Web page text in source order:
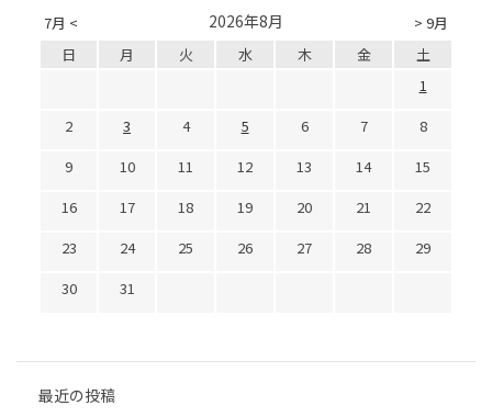
7月 < > 9月
2026年8月
日 月 火 水 木 金
土
1
2
3 4 5 6 7
8
9
10 11 12 13 14
15
16
17 18 19 20 21
22
23
24 25 26 27 28
29
30
31
最近の投稿